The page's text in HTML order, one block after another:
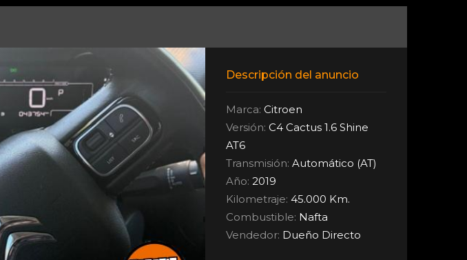
Descripción del anuncio
Marca: Citroen
Versión: C4 Cactus 1.6 Shine
AT6
Transmisión: Automático (AT)
Año: 2019
Kilometraje: 45.000 Km.
Combustible: Nafta
Vendedor: Dueño Directo